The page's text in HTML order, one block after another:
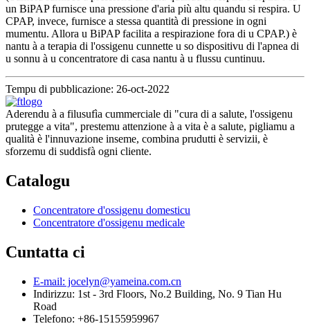
un BiPAP furnisce una pressione d'aria più altu quandu si respira. U
CPAP, invece, furnisce a stessa quantità di pressione in ogni
mumentu. Allora u BiPAP facilita a respirazione fora di u CPAP.) è
nantu à a terapia di l'ossigenu cunnette u so dispositivu di l'apnea di
u sonnu à u concentratore di casa nantu à u flussu cuntinuu.
Tempu di pubblicazione: 26-oct-2022
Aderendu à a filusufìa cummerciale di "cura di a salute, l'ossigenu
prutegge a vita", prestemu attenzione à a vita è a salute, pigliamu a
qualità è l'innuvazione inseme, combina prudutti è servizii, è
sforzemu di suddisfà ogni cliente.
Catalogu
Concentratore d'ossigenu domesticu
Concentratore d'ossigenu medicale
Cuntatta ci
E-mail: jocelyn@yameina.com.cn
Indirizzu: 1st - 3rd Floors, No.2 Building, No. 9 Tian Hu
Road
Telefono: +86-15155959967